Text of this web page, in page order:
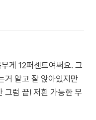
게 12퍼센트여써요. 그
거 알고 잘 앉아있지만
그럼 끝! 저흰 가능한 무